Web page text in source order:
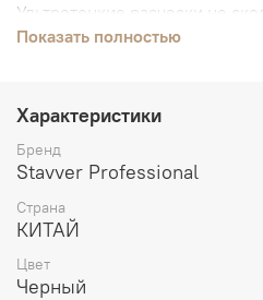
Ультротонкие расчески не
стрижке.
лечебными препаратами.
Показать полностью
Характеристики
Бренд
Stavver Professional
Страна
КИТАЙ
Цвет
Черный